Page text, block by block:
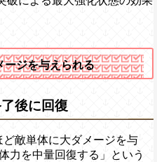
ージを与えられる
後に回復
敵単体に大ダメージを与
力を中量回復する」という